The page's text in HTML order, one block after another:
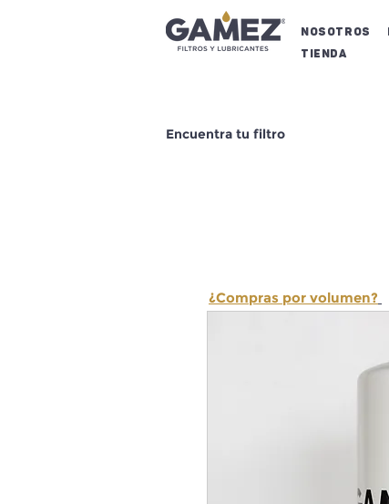
NOSOTROS
Tienda
Encuentra tu filtro
¿Compras por volumen?